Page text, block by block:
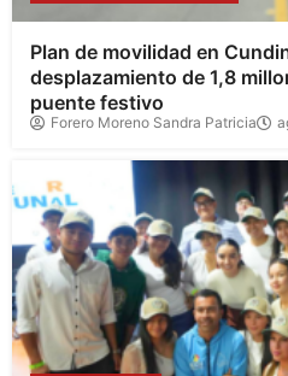
Plan de movilidad en
desplazamiento de 1,8
puente festivo
Forero Moreno Sandra Patricia